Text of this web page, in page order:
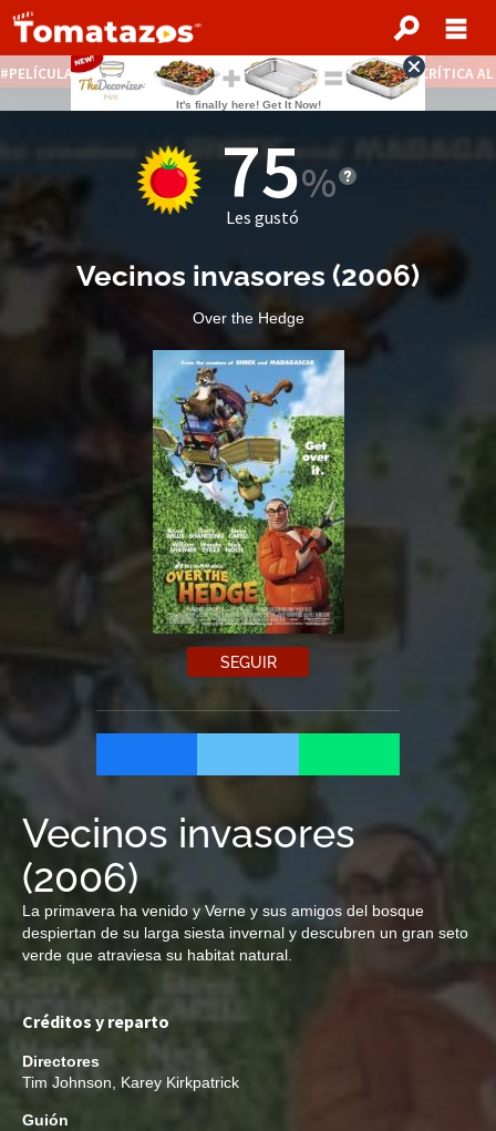
PELÍCULAS STREAMING GRATIS NOTICIAS DESTACADAS CRÍTICA
75
Les gustó
Vecinos invasores (2006)
Over the Hedge
SEGUIR
Vecinos invasores
(2006)
La primavera ha venido y Verne y sus amigos del bosque
despiertan de su larga siesta invernal y descubren un gran seto
verde que atraviesa su habitat natural.
Créditos y reparto
Directores
Tim Johnson
Karey Kirkpatrick
Guión